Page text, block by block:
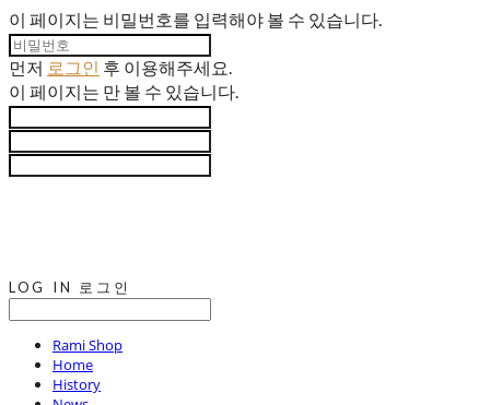
이 페이지는 비밀번호를 입력해야 볼 수 있습니다.
먼저 로그인 후 이용해주세요.
이 페이지는 만 볼 수 있습니다.
LOG IN 로그인
Rami Shop
Home
History